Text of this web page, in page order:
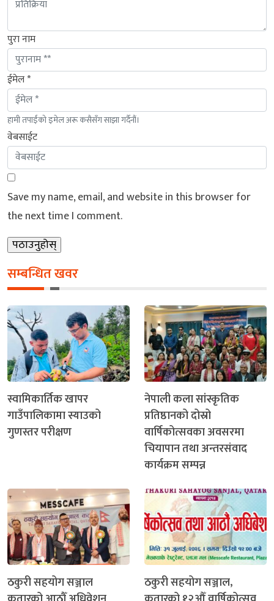
पुरा नाम
ईमेल *
हामी तपाईंको इमेल अरू कसैसँग साझा गर्दैनौं।
वेबसाईट
Save my name, email, and website in this browser for
the next time I comment.
सम्बन्धित खवर
स्वामिकार्तिक खापर
गाउँपालिकामा स्याउको
गुणस्तर परीक्षण
नेपाली कला सांस्कृतिक
प्रतिष्ठानको दोस्रो
वार्षिकोत्सवका अवसरमा
चियापान तथा अन्तरसंवाद
कार्यक्रम सम्पन्न
ठकुरी सहयोग सञ्जाल
ठकुरी सहयोग सञ्जाल,